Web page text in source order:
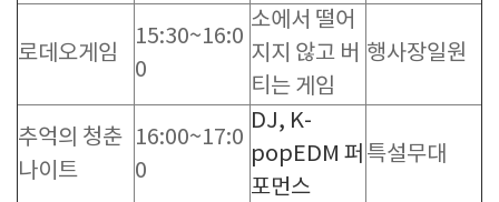
로데오게임
15:30~16:0
0
소에서 떨어
지지 않고 버
티는 게임
행사장일원
추억의 청춘
나이트
16:00~17:0
0
DJ, K-
popEDM 퍼
포먼스
특설무대